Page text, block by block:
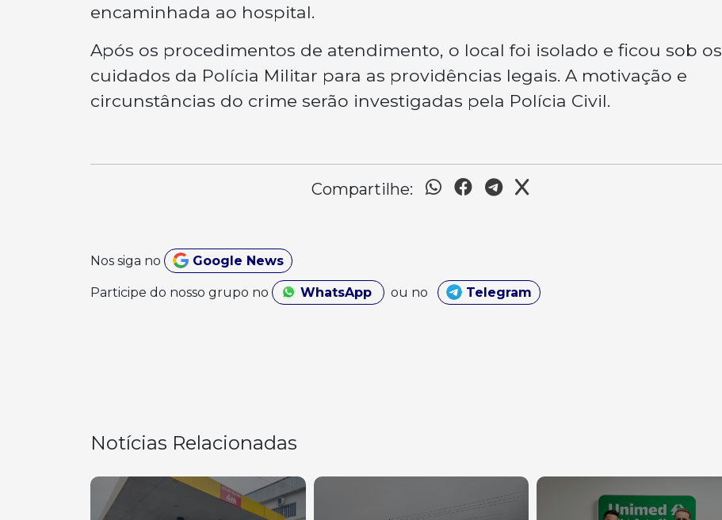
encaminhada ao hospital.
Após os procedimentos de atendimento, o local foi isolado e ficou sob os
cuidados da Polícia Militar para as providências legais. A motivação e
circunstâncias do crime serão investigadas pela Polícia Civil.
Compartilhe:
Nos siga no Google News
Participe do nosso grupo no WhatsApp ou no Telegram
Notícias Relacionadas